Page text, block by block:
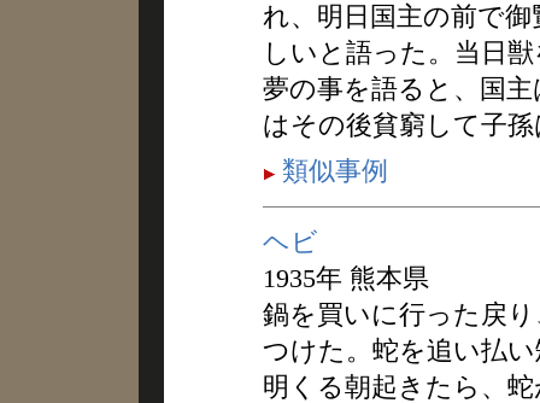
れ、明日国主の前で
しいと語った。当日
夢の事を語ると、国
はその後貧窮して子
類似事例
ヘビ
1935年 熊本県
鍋を買いに行った戻
つけた。蛇を追い払
明くる朝起きたら、